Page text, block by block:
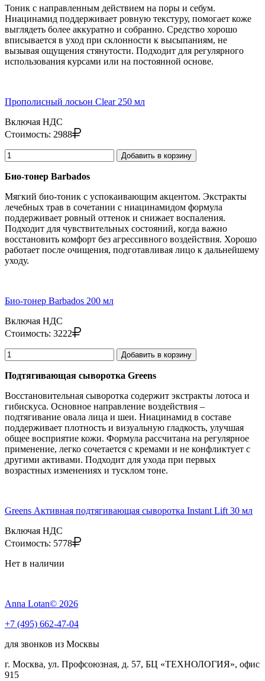
Тоник с направленным действием на поры и себум.
Ниацинамид поддерживает ровную текстуру, помогает коже
выглядеть более аккуратно и собранно. Средство хорошо
вписывается в уход при склонности к высыпаниям, не
вызывая ощущения стянутости. Подходит для регулярного
использования курсами или на постоянной основе.
Прополисный лосьон Clear 250 мл
Включая НДС
Стоимость: 2988
Добавить в корзину
Био-тонер Barbados
Мягкий био-тоник с успокаивающим акцентом. Экстракты
лечебных трав в сочетании с ниацинамидом формула
поддерживает ровный оттенок и снижает воспаления.
Подходит для чувствительных состояний, когда важно
восстановить комфорт без агрессивного воздействия. Хорошо
работает после очищения, подготавливая лицо к дальнейшему
уходу.
Био-тонер Barbados 200 мл
Включая НДС
Стоимость: 3222
Добавить в корзину
Подтягивающая сыворотка Greens
Восстановительная сыворотка содержит экстракты лотоса и
гибискуса. Основное направление воздействия –
подтягивание овала лица и шеи. Ниацинамид в составе
поддерживает плотность и визуальную гладкость, улучшая
общее восприятие кожи. Формула рассчитана на регулярное
применение, легко сочетается с кремами и не конфликтует с
другими активами. Подходит для ухода при первых
возрастных изменениях и тусклом тоне.
Greens Активная подтягивающая сыворотка Instant Lift 30 мл
Включая НДС
Стоимость: 5778
Нет в наличии
Anna Lotan© 2026
+7 (495) 662-47-04
для звонков из Москвы
г. Москва, ул. Профсоюзная, д. 57, БЦ «ТЕХНОЛОГИЯ», офис
915